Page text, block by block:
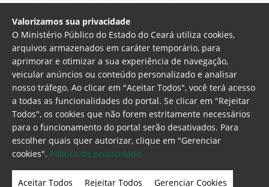
Plantão MP do Ceará
Secretaria Geral
Ministério Público do Estado do Ceará
Procuradoria Geral de Justiça Av. Gen. Afonso
Albuquerque Lima, 130 - Cambeba - CEP:
60.822-325 - Fortaleza, Ceará. Brasil
Valorizamos sua privacidade
O Ministério Público do Estado do Ceará utiliza cookies,
arquivos armazenados em caráter temporário, para
aprimorar e otimizar a sua experiência de navegação,
veicular anúncios ou conteúdo personalizado e analisar
nosso tráfego. Ao clicar em "Aceitar Todos", você terá acesso
a todas as funcionalidades do portal. Se clicar em "Rejeitar
Todos", os cookies que não forem estritamente necessários
para o funcionamento do portal serão desativados. Para
escolher quais quer autorizar, clique em "Gerenciar
cookies". Politica de privacidade
Aceitar Todos Rejeitar Todos Gerenciar Cookies